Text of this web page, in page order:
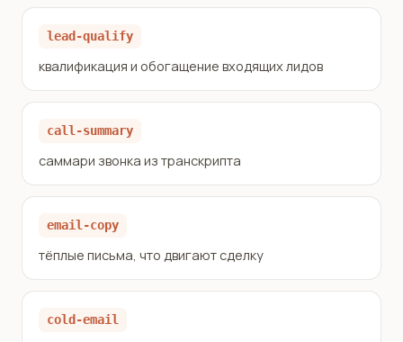
lead-qualify
квалификация и обогащение входящих лидов
call-summary
саммари звонка из транскрипта
email-copy
тёплые письма, что двигают сделку
cold-email